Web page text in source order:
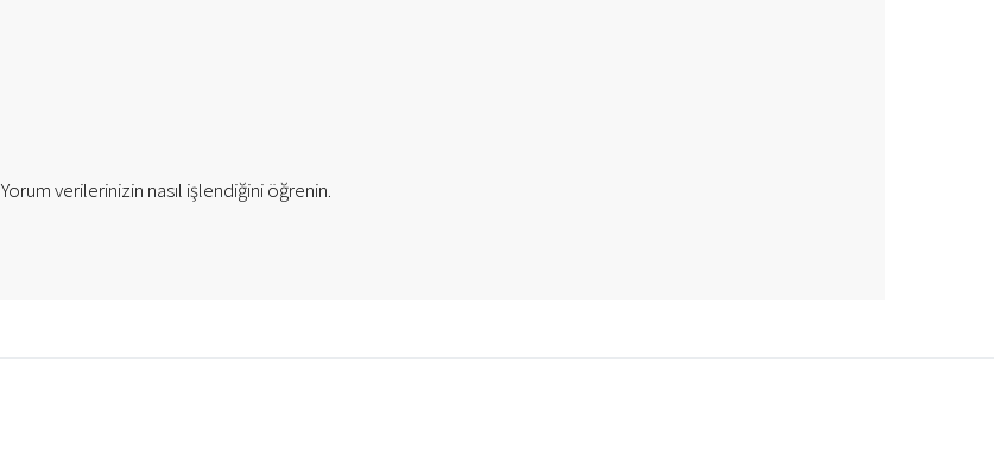
Yorum verilerinizin nasıl işlendiğini öğrenin.